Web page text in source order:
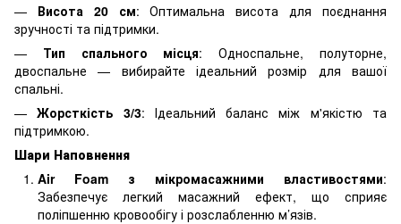
— Висота 20 см: Оптимальна висота для поєднання
зручності та підтримки.
— Тип спального місця: Односпальне, полуторне,
двоспальне — вибирайте ідеальний розмір для вашої
спальні.
—Жорсткість 3/3: Ідеальний баланс між м'якістю та
підтримкою.
Шари Наповнення
Air Foam з мікромасажними властивостями:
Забезпечує легкий масажний ефект, що сприяє
поліпшенню кровообігу і розслабленню м’язів.